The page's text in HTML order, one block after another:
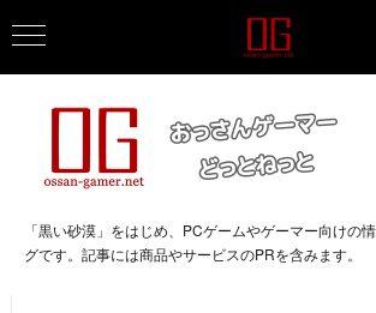
「黒い砂漠」をはじめ、PCゲームやゲーマー向けの
グです。記事には商品やサービスのPRを含みます。